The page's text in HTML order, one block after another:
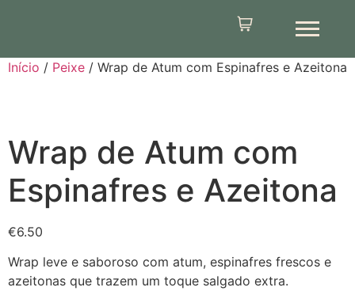
Início / Peixe / Wrap de Atum com Espinafres e Azeitona
Wrap de Atum com
Espinafres e Azeitona
€6.50
Wrap leve e saboroso com atum, espinafres frescos e
azeitonas que trazem um toque salgado extra.